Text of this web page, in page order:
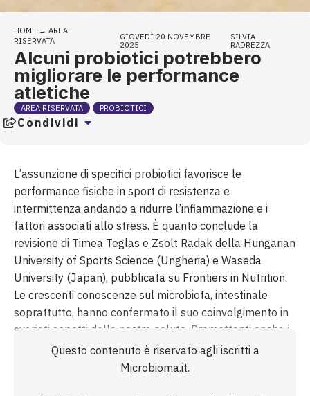
HOME → AREA
RISERVATA
GIOVEDÌ 20 NOVEMBRE
2025
SILVIA
RADREZZA
Alcuni probiotici potrebbero
migliorare le performance
atletiche
AREA RISERVATA PROBIOTICI
Condividi
L’assunzione di specifici probiotici favorisce le
performance fisiche in sport di resistenza e
intermittenza andando a ridurre l’infiammazione e i
fattori associati allo stress. È quanto conclude la
revisione di Timea Teglas e Zsolt Radak della Hungarian
University of Sports Science (Ungheria) e Waseda
University (Japan), pubblicata su Frontiers in Nutrition.
Le crescenti conoscenze sul microbiota, intestinale
soprattutto, hanno confermato il suo coinvolgimento in
svariati aspetti della nostra salute. Promettenti anche i
risultati del supplemento probiotico in attività sportive,
nonostante le evidenze siano, per ora, scarse. Lo scopo
Questo contenuto è riservato agli iscritti a
Microbioma.it.